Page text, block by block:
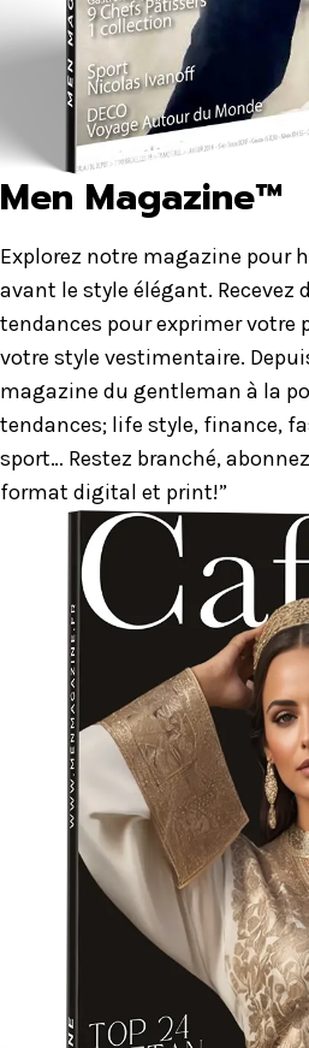
Men Magazine™
Explorez notre magazine pour
avant le style élégant. Recevez
tendances pour exprimer votre
votre style vestimentaire.
magazine du gentleman à la
tendances; life style, finance,
sport… Restez branché,
format digital et print!”